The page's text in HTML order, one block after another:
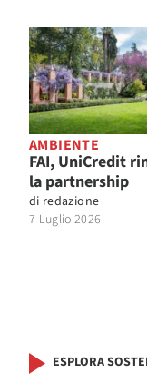
AMBIENTE
FAI, UniCredit
la partnership
di redazione
7 Luglio 2026
ESPLORA